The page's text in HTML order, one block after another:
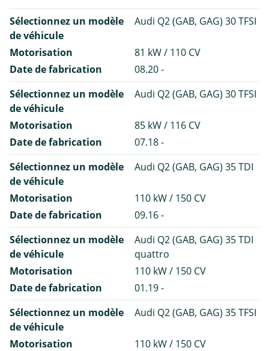
Sélectionnez un modèle
de véhicule
Audi Q2 (GAB, GAG) 30 TFSI
Motorisation
81 kW / 110 CV
Date de fabrication
08.20 -
Sélectionnez un modèle
de véhicule
Audi Q2 (GAB, GAG) 30 TFSI
Motorisation
85 kW / 116 CV
Date de fabrication
07.18 -
Sélectionnez un modèle
de véhicule
Audi Q2 (GAB, GAG) 35 TDI
Motorisation
110 kW / 150 CV
Date de fabrication
09.16 -
Sélectionnez un modèle
de véhicule
Audi Q2 (GAB, GAG) 35 TDI
quattro
Motorisation
110 kW / 150 CV
Date de fabrication
01.19 -
Sélectionnez un modèle
de véhicule
Audi Q2 (GAB, GAG) 35 TFSI
Motorisation
110 kW / 150 CV